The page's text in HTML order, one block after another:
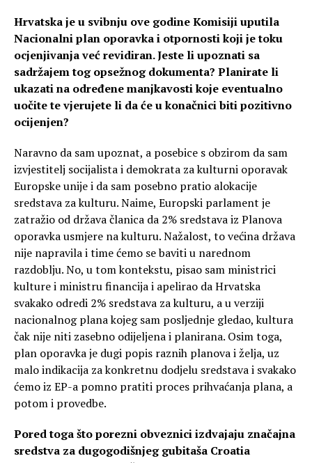
Hrvatska je u svibnju ove godine Komisiji uputila
Nacionalni plan oporavka i otpornosti koji je toku
ocjenjivanja već revidiran. Jeste li upoznati sa
sadržajem tog opsežnog dokumenta? Planirate li
ukazati na određene manjkavosti koje eventualno
uočite te vjerujete li da će u konačnici biti pozitivno
ocijenjen?
Naravno da sam upoznat, a posebice s obzirom da sam
izvjestitelj socijalista i demokrata za kulturni oporavak
Europske unije i da sam posebno pratio alokacije
sredstava za kulturu. Naime, Europski parlament je
zatražio od država članica da 2% sredstava iz Planova
oporavka usmjere na kulturu. Nažalost, to većina država
nije napravila i time ćemo se baviti u narednom
razdoblju. No, u tom kontekstu, pisao sam ministrici
kulture i ministru financija i apelirao da Hrvatska
svakako odredi 2% sredstava za kulturu, a u verziji
nacionalnog plana kojeg sam posljednje gledao, kultura
čak nije niti zasebno odijeljena i planirana. Osim toga,
plan oporavka je dugi popis raznih planova i želja, uz
malo indikacija za konkretnu dodjelu sredstava i svakako
ćemo iz EP-a pomno pratiti proces prihvaćanja plana, a
potom i provedbe.
Pored toga što porezni obveznici izdvajaju značajna
sredstva za dugogodišnjeg gubitaša Croatia